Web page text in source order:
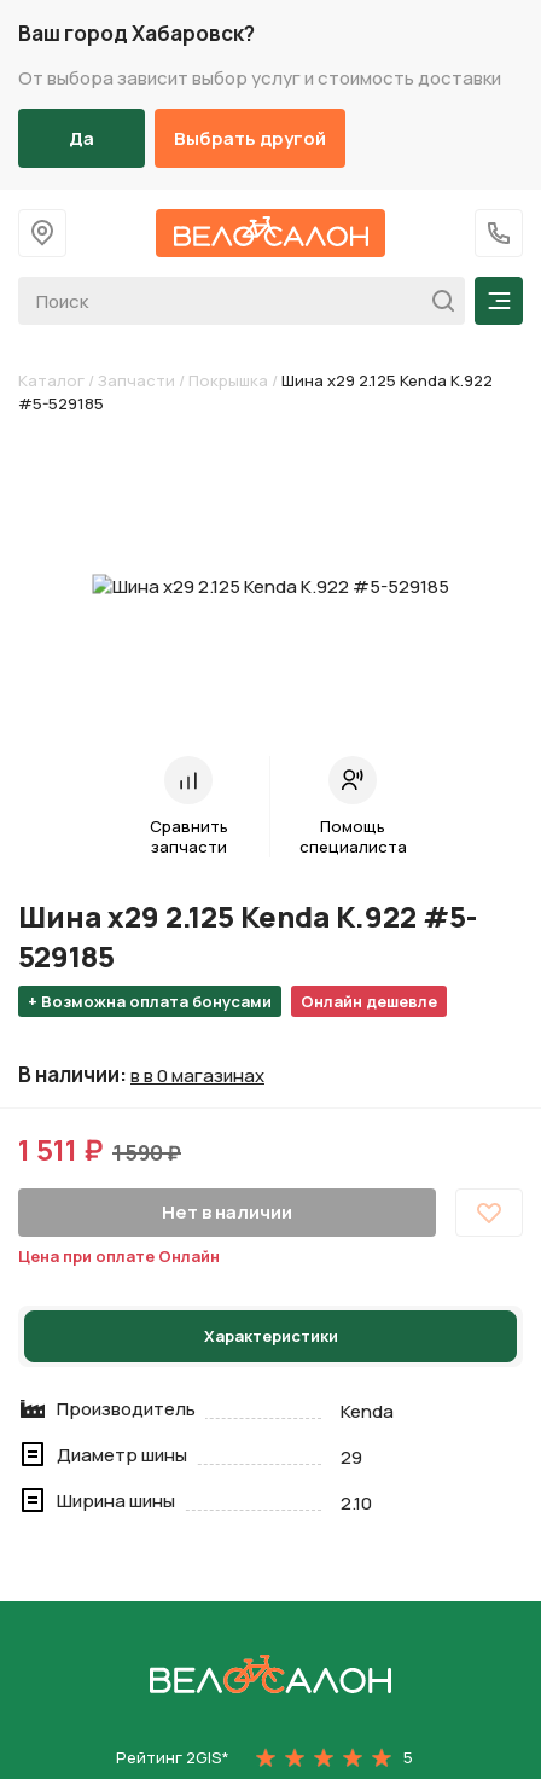
Ваш город Хабаровск?
От выбора зависит выбор услуг и стоимость доставки
Да Выбрать другой
На главную
+7
Каталог / Запчасти / Покрышка / Шина х29 2.125 Kenda K.922
#5-529185
Сравнить
запчасти
Помощь
специалиста
+ Возможна оплата бонусами Онлайн дешевле
Шина х29 2.125 Kenda K.922 #5-
529185
В наличии:в в 0 магазинах
1 511 ₽ 1 590 ₽
Нет в наличии
Цена при оплате Онлайн
Характеристики
Производитель
Kenda
Диаметр шины
29
Ширина шины
2.10
Рейтинг 2GIS*
5